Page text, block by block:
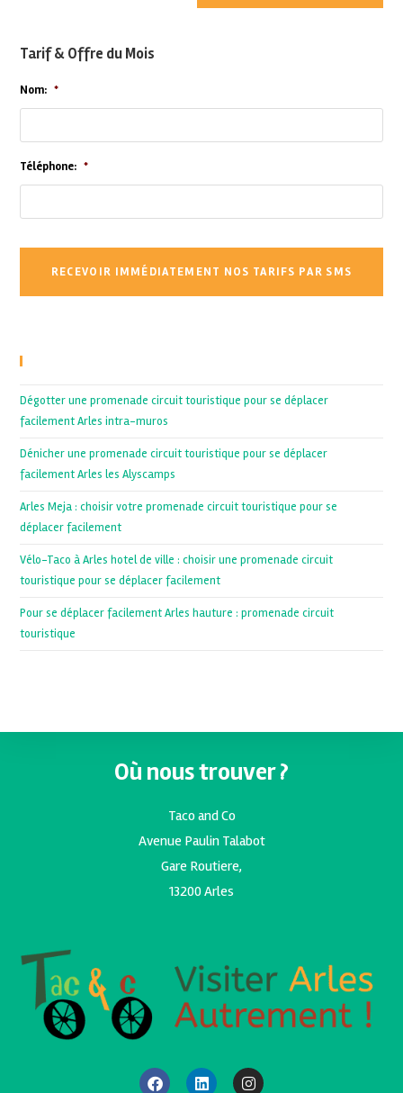
Tarif & Offre du Mois
Nom: *
Téléphone: *
Dégotter une promenade circuit touristique pour se déplacer
facilement Arles intra-muros
Dénicher une promenade circuit touristique pour se déplacer
facilement Arles les Alyscamps
Arles Meja : choisir votre promenade circuit touristique pour se
déplacer facilement
Vélo-Taco à Arles hotel de ville : choisir une promenade circuit
touristique pour se déplacer facilement
Pour se déplacer facilement Arles hauture : promenade circuit
touristique
Où nous trouver ?
Taco and Co
Avenue Paulin Talabot
Gare Routiere,
13200 Arles